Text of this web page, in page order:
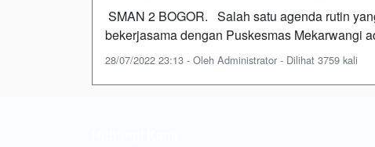
SMAN 2 BOGOR. Salah satu agenda rutin
bekerjasama dengan Puskesmas Mekarwangi
28/07/2022 23:13 - Oleh Administrator - Dilihat 3759 kali